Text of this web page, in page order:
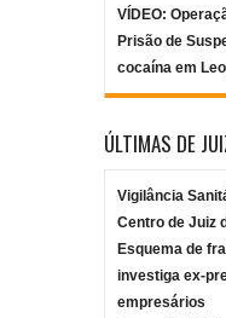
VÍDEO:
Prisão de
cocaína em
ÚLTIMAS DE
Vigilância
Centro de Juiz
Esquema de
investiga ex-
empresários